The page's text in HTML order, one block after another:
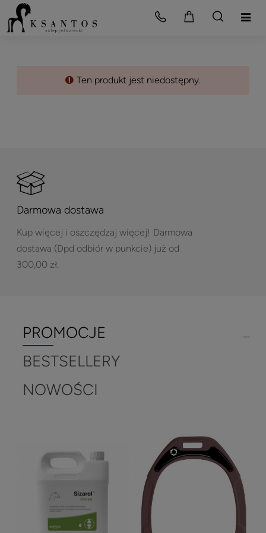
Ten produkt jest niedostępny.
Darmowa dostawa
Kup więcej i oszczędzaj więcej! Darmowa
dostawa (Dpd odbiór w punkcie) już od
300,00 zł.
PROMOCJE
NOWOŚCI
BESTSELLERY